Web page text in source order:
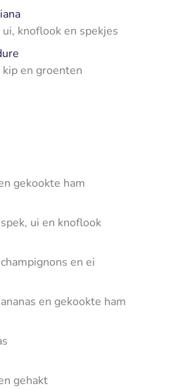
knoflook en spekjes
en groenten
gekookte ham
ui en knoflook
en ei
en gekookte ham
gehakt